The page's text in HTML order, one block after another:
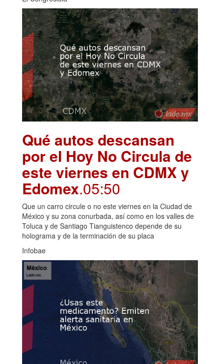
Qué autos descansan
por el Hoy No Circula de
este viernes en CDMX y
Edomex.05:50
Que un carro circule o no este viernes en la Ciudad de
México y su zona conurbada, así como en los valles de
Toluca y de Santiago Tianguistenco depende de su
holograma y de la terminación de su placa
Infobae